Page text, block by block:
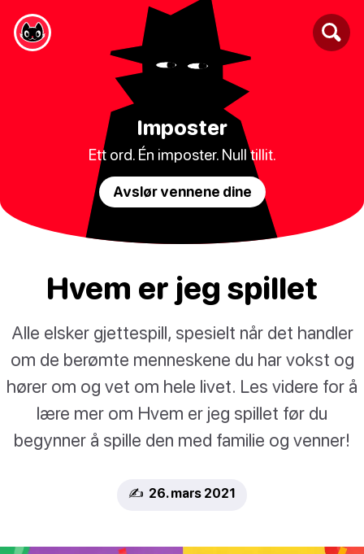
Imposter
Ett ord. Én imposter. Null tillit.
Avslør vennene dine
Hvem er jeg spillet
Alle elsker gjettespill, spesielt når det handler
om de berømte menneskene du har vokst og
hører om og vet om hele livet. Les videre for å
lære mer om Hvem er jeg spillet før du
begynner å spille den med familie og venner!
✍️ 26. mars 2021